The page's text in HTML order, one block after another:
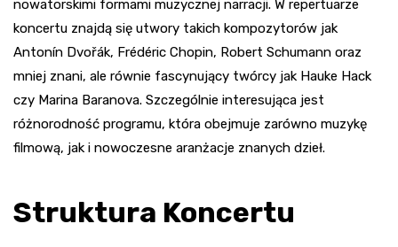
nowatorskimi formami muzycznej narracji. W repertuarze
koncertu znajdą się utwory takich kompozytorów jak
Antonín Dvořák, Frédéric Chopin, Robert Schumann oraz
mniej znani, ale równie fascynujący twórcy jak Hauke Hack
czy Marina Baranova. Szczególnie interesująca jest
różnorodność programu, która obejmuje zarówno muzykę
filmową, jak i nowoczesne aranżacje znanych dzieł.
Struktura Koncertu